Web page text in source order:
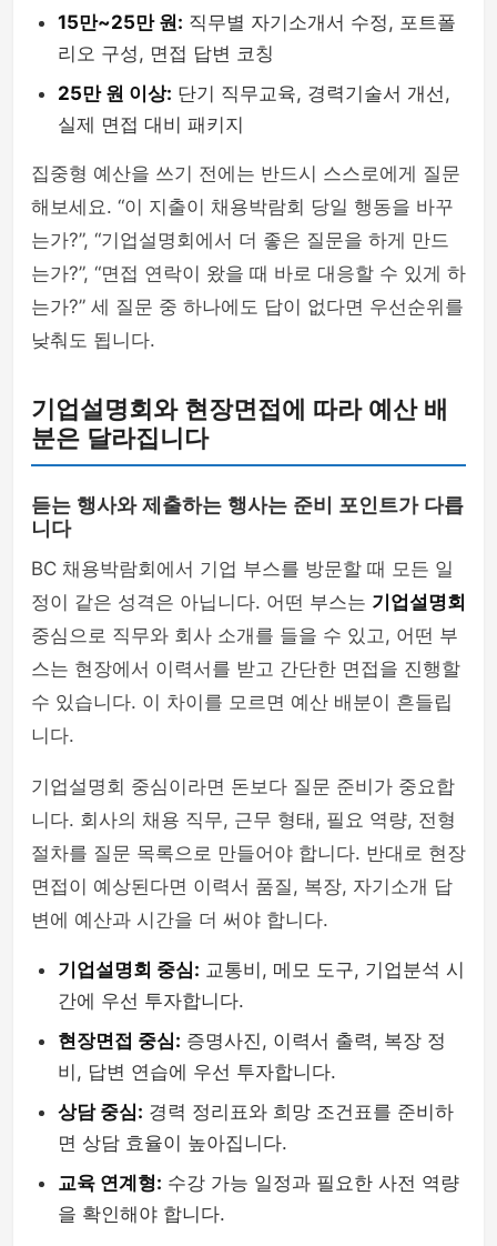
15만~25만 원: 직무별 자기소개서 수정, 포트폴
리오 구성, 면접 답변 코칭
25만 원 이상: 단기 직무교육, 경력기술서 개선,
실제 면접 대비 패키지
집중형 예산을 쓰기 전에는 반드시 스스로에게 질문
해보세요. “이 지출이 채용박람회 당일 행동을 바꾸
는가?”, “기업설명회에서 더 좋은 질문을 하게 만드
는가?”, “면접 연락이 왔을 때 바로 대응할 수 있게 하
는가?” 세 질문 중 하나에도 답이 없다면 우선순위를
낮춰도 됩니다.
기업설명회와 현장면접에 따라 예산 배
분은 달라집니다
듣는 행사와 제출하는 행사는 준비 포인트가 다릅
니다
BC 채용박람회에서 기업 부스를 방문할 때 모든 일
정이 같은 성격은 아닙니다. 어떤 부스는 기업설명회
중심으로 직무와 회사 소개를 들을 수 있고, 어떤 부
스는 현장에서 이력서를 받고 간단한 면접을 진행할
수 있습니다. 이 차이를 모르면 예산 배분이 흔들립
니다.
기업설명회 중심이라면 돈보다 질문 준비가 중요합
니다. 회사의 채용 직무, 근무 형태, 필요 역량, 전형
절차를 질문 목록으로 만들어야 합니다. 반대로 현장
면접이 예상된다면 이력서 품질, 복장, 자기소개 답
변에 예산과 시간을 더 써야 합니다.
기업설명회 중심: 교통비, 메모 도구, 기업분석 시
간에 우선 투자합니다.
현장면접 중심: 증명사진, 이력서 출력, 복장 정
비, 답변 연습에 우선 투자합니다.
상담 중심: 경력 정리표와 희망 조건표를 준비하
면 상담 효율이 높아집니다.
교육 연계형: 수강 가능 일정과 필요한 사전 역량
을 확인해야 합니다.